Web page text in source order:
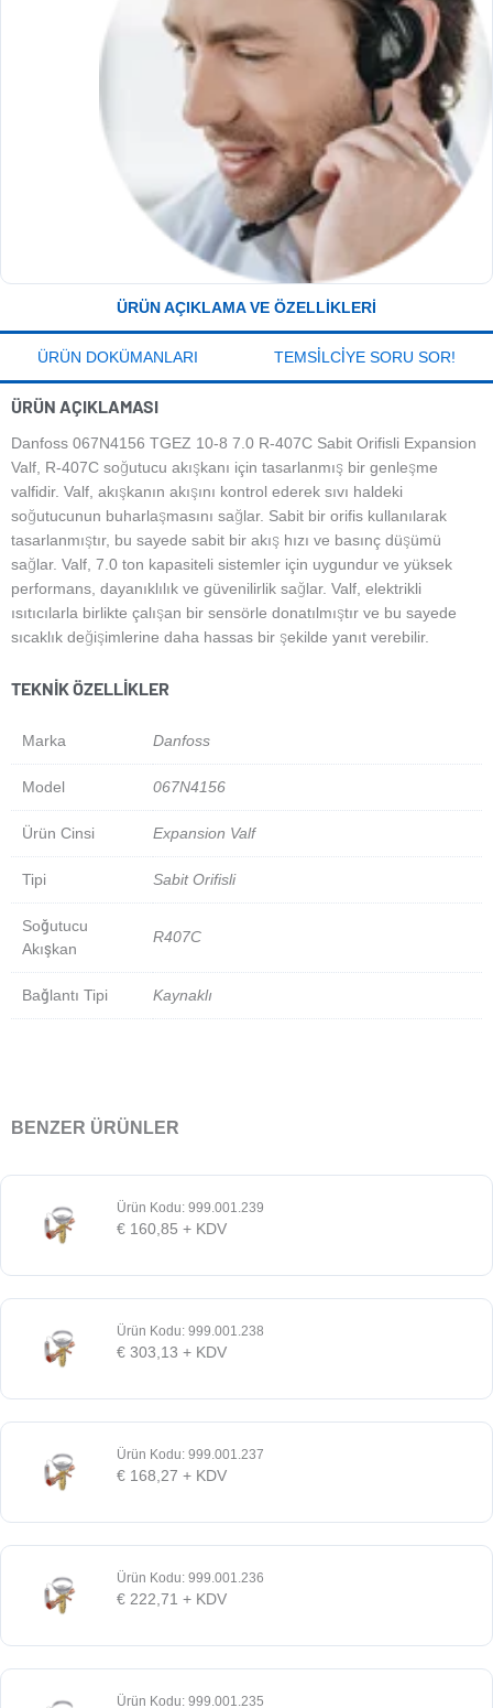
ÜRÜN AÇIKLAMA VE ÖZELLIKLERI
ÜRÜN DOKÜMANLARI TEMSILCIYE SORU SOR!
ÜRÜN AÇIKLAMASI
Danfoss 067N4156 TGEZ 10-8 7.0 R-407C Sabit Orifisli Expansion
Valf, R-407C soğutucu akışkanı için tasarlanmış bir genleşme
valfidir. Valf, akışkanın akışını kontrol ederek sıvı haldeki
soğutucunun buharlaşmasını sağlar. Sabit bir orifis kullanılarak
tasarlanmıştır, bu sayede sabit bir akış hızı ve basınç düşümü
sağlar. Valf, 7.0 ton kapasiteli sistemler için uygundur ve yüksek
performans, dayanıklılık ve güvenilirlik sağlar. Valf, elektrikli
ısıtıcılarla birlikte çalışan bir sensörle donatılmıştır ve bu sayede
sıcaklık değişimlerine daha hassas bir şekilde yanıt verebilir.
TEKNIK ÖZELLIKLER
Marka Danfoss
Model 067N4156
Ürün Cinsi Expansion Valf
Tipi Sabit Orifisli
Soğutucu
Akışkan
R407C
Bağlantı Tipi Kaynaklı
BENZER ÜRÜNLER
Ürün Kodu: 999.001.239
€ 160,85 + KDV
Ürün Kodu: 999.001.238
€ 303,13 + KDV
Ürün Kodu: 999.001.237
€ 168,27 + KDV
Ürün Kodu: 999.001.236
€ 222,71 + KDV
Ürün Kodu: 999.001.235